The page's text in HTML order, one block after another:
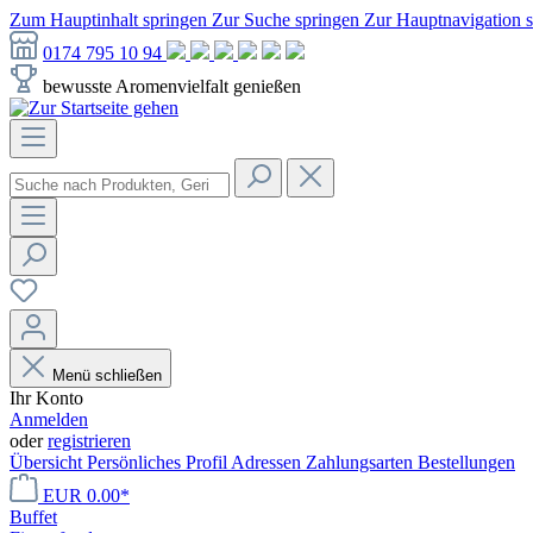
Zum Hauptinhalt springen Zur Suche springen Zur Hauptnavigation
0174 795 10 94
bewusste Aromenvielfalt genießen
Menü schließen
Ihr Konto
Anmelden
oderregistrieren
Übersicht Persönliches Profil Adressen Zahlungsarten Bestellungen
EUR 0.00*
Buffet